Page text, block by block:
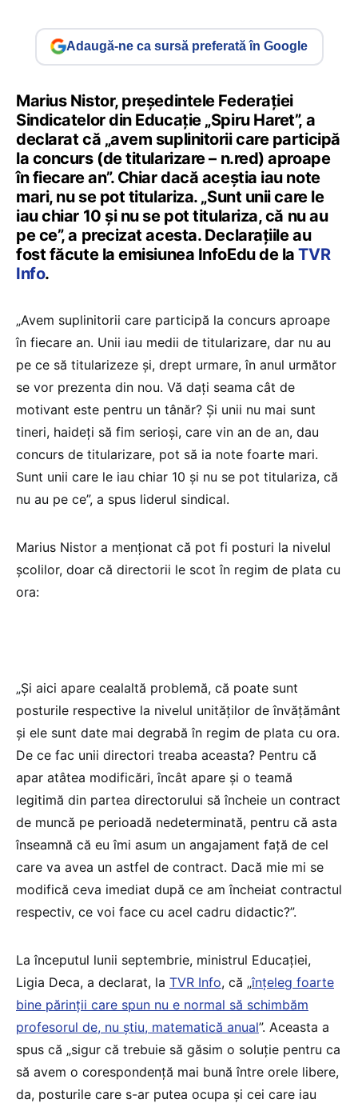
Adaugă-ne ca sursă preferată în Google
Marius Nistor, președintele Federației
Sindicatelor din Educație „Spiru Haret”, a
declarat că „avem suplinitorii care participă
la concurs (de titularizare – n.red) aproape
în fiecare an”. Chiar dacă aceștia iau note
mari, nu se pot titulariza. „Sunt unii care le
iau chiar 10 și nu se pot titulariza, că nu au
pe ce”, a precizat acesta. Declarațiile au
fost făcute la emisiunea InfoEdu de laTVR
Info.
„Avem suplinitorii care participă la concurs aproape
în fiecare an. Unii iau medii de titularizare, dar nu au
pe ce să titularizeze și, drept urmare, în anul următor
se vor prezenta din nou. Vă dați seama cât de
motivant este pentru un tânăr? Și unii nu mai sunt
tineri, haideți să fim serioși, care vin an de an, dau
concurs de titularizare, pot să ia note foarte mari.
Sunt unii care le iau chiar 10 și nu se pot titulariza, că
nu au pe ce”, a spus liderul sindical.
Marius Nistor a menționat că pot fi posturi la nivelul
școlilor, doar că directorii le scot în regim de plata cu
ora:
„Și aici apare cealaltă problemă, că poate sunt
posturile respective la nivelul unităților de învățământ
și ele sunt date mai degrabă în regim de plata cu ora.
De ce fac unii directori treaba aceasta? Pentru că
apar atâtea modificări, încât apare și o teamă
legitimă din partea directorului să încheie un contract
de muncă pe perioadă nedeterminată, pentru că asta
înseamnă că eu îmi asum un angajament față de cel
care va avea un astfel de contract. Dacă mie mi se
modifică ceva imediat după ce am încheiat contractul
respectiv, ce voi face cu acel cadru didactic?”.
La începutul lunii septembrie, ministrul Educației,
Ligia Deca, a declarat, la TVR Info, că „înțeleg foarte
bine părinții care spun nu e normal să schimbăm
profesorul de, nu știu, matematică anual”. Aceasta a
spus că „sigur că trebuie să găsim o soluție pentru ca
să avem o corespondență mai bună între orele libere,
da, posturile care s-ar putea ocupa și cei care iau